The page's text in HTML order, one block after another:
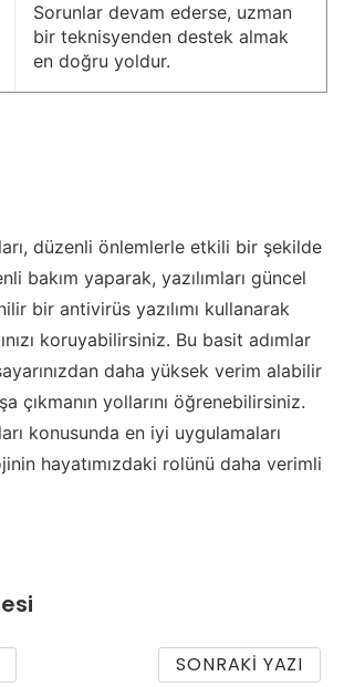
Sorunlar devam ederse, uzman
bir teknisyenden destek almak
en doğru yoldur.
düzenli önlemlerle etkili bir şekilde
bakım yaparak, yazılımları güncel
bir antivirüs yazılımı kullanarak
koruyabilirsiniz. Bu basit adımlar
daha yüksek verim alabilir
çıkmanın yollarını öğrenebilirsiniz.
konusunda en iyi uygulamaları
hayatımızdaki rolünü daha verimli
SONRAKI YAZI